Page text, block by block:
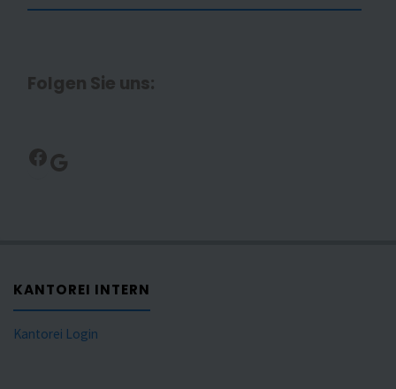
Folgen Sie uns:
Facebook
Google
KANTOREI INTERN
Kantorei Login